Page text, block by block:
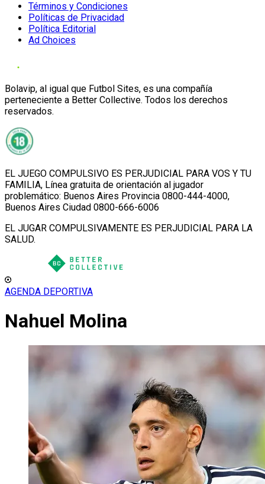
Términos y Condiciones
Políticas de Privacidad
Política Editorial
Ad Choices
Bolavip, al igual que Futbol Sites, es una compañía
perteneciente a Better Collective. Todos los derechos
reservados.
EL JUEGO COMPULSIVO ES PERJUDICIAL PARA VOS Y TU
FAMILIA, Línea gratuita de orientación al jugador
problemático: Buenos Aires Provincia 0800-444-4000,
Buenos Aires Ciudad 0800-666-6006
EL JUGAR COMPULSIVAMENTE ES PERJUDICIAL PARA LA
SALUD.
AGENDA DEPORTIVA
Nahuel Molina